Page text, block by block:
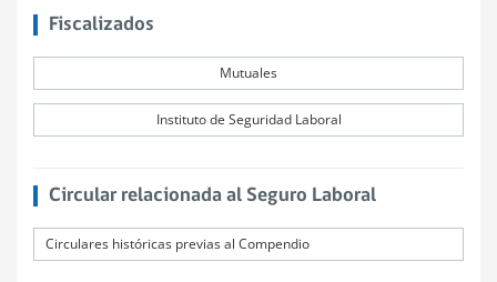
Fiscalizados
Mutuales
Instituto de Seguridad Laboral
Circular relacionada al Seguro Laboral
Circulares históricas previas al Compendio